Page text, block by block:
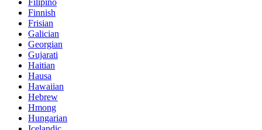
Finnish
Frisian
Galician
Georgian
Gujarati
Haitian
Hausa
Hawaiian
Hebrew
Hmong
Hungarian